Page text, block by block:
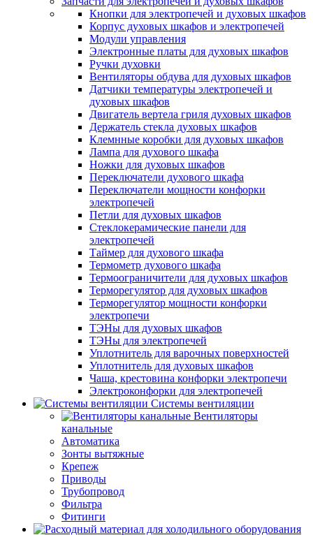
Кнопки для электропечей и духовых шкафов
Корпус духовых шкафов и электропечей
Модули управления
Электронные платы для духовых шкафов
Ручки духовки
Вентиляторы обдува для духовых шкафов
Датчики температуры электропечей и
духовых шкафов
Двигатель вертела гриля духовых шкафов
Держатель стекла духовых шкафов
Клемнные коробки для духовых шкафов
Лампа для духового шкафа
Ножки для духовых шкафов
Переключатели духового шкафа
Переключатели мощности конфорки
электропечей
Петли для духовых шкафов
Стеклокерамические панели для
электропечей
Таймер для духового шкафа
Термометр духового шкафа
Термоограничители для духовых шкафов
Терморегулятор для духовых шкафов
Терморегулятор мощности конфорки
электропечи
ТЭНы для духовых шкафов
ТЭНы для электропечей
Уплотнитель для варочных поверхностей
Уплотнитель для духовых шкафов
Чаша, крестовина конфорки электропечи
Электроконфорки для электропечей
Системы вентиляции
Вентиляторы
канальные
Автоматика
Зонты вытяжные
Крепеж
Приводы
Трубопровод
Фильтра
Фитинги